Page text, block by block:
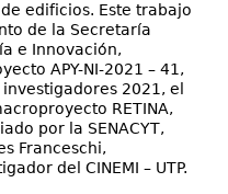
edificios. Este trabajo
de la Secretaría
e Innovación,
APY-NI-2021 – 41,
2021, el
RETINA,
por la SENACYT,
Franceschi,
del CINEMI – UTP.